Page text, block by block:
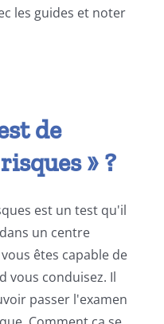
les guides et noter
de
» ?
est un test qu'il
un centre
êtes capable de
vous conduisez. Il
passer l'examen